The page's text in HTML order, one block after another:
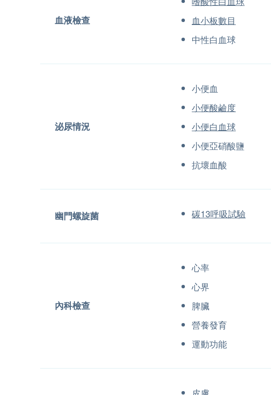
血液檢查
血小板數目
中性白血球
泌尿情況
小便血
小便酸鹼度
小便白血球
小便亞硝酸鹽
抗壞血酸
幽門螺旋菌 碳13呼吸試驗
內科檢查
心率
心界
脾臟
營養發育
運動功能